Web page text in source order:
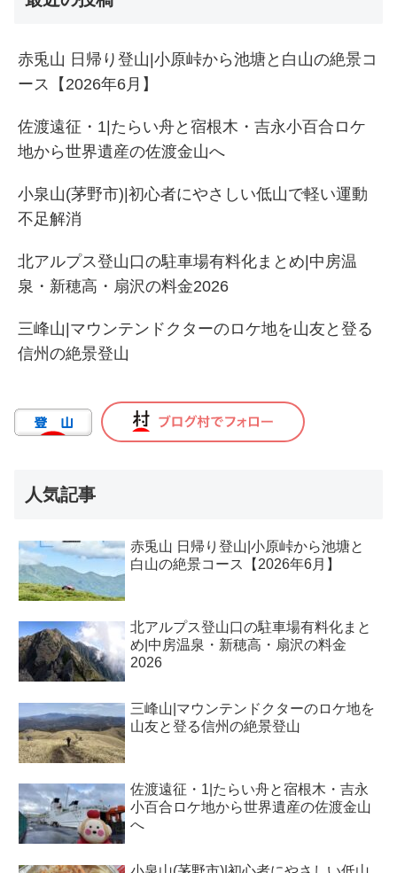
赤兎山 日帰り登山|小原峠から池塘と白山の絶景コ
ース【2026年6月】
佐渡遠征・1|たらい舟と宿根木・吉永小百合ロケ
地から世界遺産の佐渡金山へ
小泉山(茅野市)|初心者にやさしい低山で軽い運動
不足解消
北アルプス登山口の駐車場有料化まとめ|中房温
泉・新穂高・扇沢の料金2026
三峰山|マウンテンドクターのロケ地を山友と登る
信州の絶景登山
人気記事
赤兎山 日帰り登山|小原峠から池塘と
白山の絶景コース【2026年6月】
北アルプス登山口の駐車場有料化まと
め|中房温泉・新穂高・扇沢の料金
2026
三峰山|マウンテンドクターのロケ地を
山友と登る信州の絶景登山
佐渡遠征・1|たらい舟と宿根木・吉永
小百合ロケ地から世界遺産の佐渡金山
へ